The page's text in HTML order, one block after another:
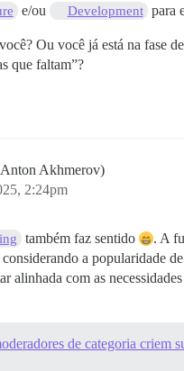
e/ou Development para
Ou você já está na fase
que faltam”?
Akhmerov)
2:24pm
também faz sentido
. A
a popularidade
alinhada com as
de categoria criem